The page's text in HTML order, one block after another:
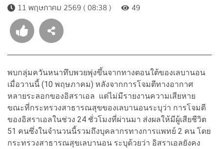
11 พฤษภาคม 2569 ( 08:38 )
49
พบกลุ่มควันหนาทึบพวยพุ่งขึ้นจากทางตอนใต้ของเลบานอน
เมื่อวานนี้ (10 พฤษภาคม) หลังจากการโจมตีทางอากาศ
หลายระลอกของอิสราเอล แต่ไม่มีรายงานความเสียหาย
ขณะที่กระทรวงสาธารณสุขของเลบานอนระบุว่า การโจมตี
ของอิสราเอลในช่วง 24 ชั่วโมงที่ผ่านมา ส่งผลให้มีผู้เสียชีวิต
51 คนซึ่งในจำนวนนี้รวมถึงบุคลากรทางการแพทย์ 2 คน โดย
กระทรวงสาธารณสุขเลบานอน ระบุด้วยว่า อิสราเอลยังคง